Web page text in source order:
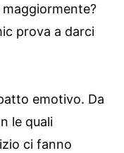
prova a darci
emotivo. Da
le quali
ci fanno